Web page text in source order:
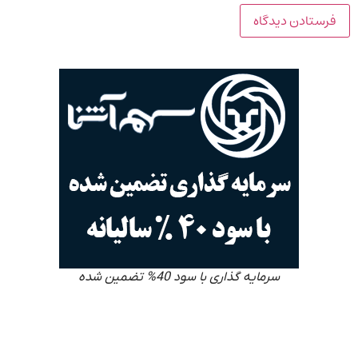
سرمایه گذاری با سود 40% تضمین شده